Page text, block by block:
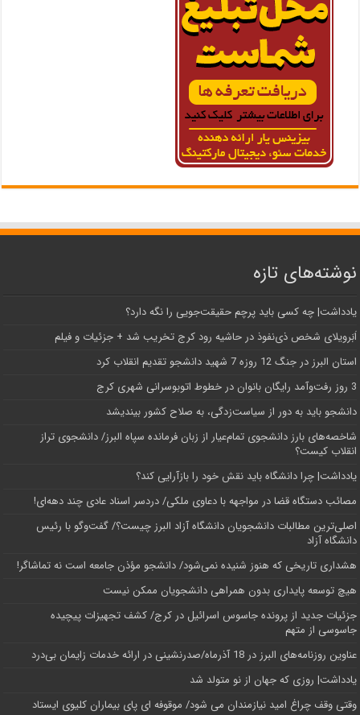
نوشته‌های تازه
یادداشت| ‌چه کسی باید پرچم حقیقت‌جویی را نگه دارد؟
اَبَر‌ویلای شخص ذی‌نفوذ در حاشیه‌ رود کرج تخریب شد + جزئیات و فیلم
استان البرز در جنگ 12 روزه 7 شهید دانشجو تقدیم انقلاب کرد
3 روز رفت‌وآمد رایگان بانوان در خطوط اتوبوسرانی شهری کرج
دانشجو باید به دور از سیاست‌زدگی، به صلاح کشور بیندیشد
شاخصه‌های بارز دانشجوی تمام‌عیار از زبان فرمانده سپاه البرز/ دانشجوی تراز
انقلاب کیست؟
یادداشت| چرا دانشگاه باید نقش خود را بازآرایی کند؟
مصائب دستگاه قضا در مواجهه با دعاوی ملکی/ دردسر اسناد عادی چند‌ دهه‌ای!
اصلی‌ترین مطالبات دانشجویان دانشگاه آزاد البرز چیست؟/ گفت‌وگو با رئیس
دانشگاه آز‌اد
هشداری تاریخی که هنوز شنیده نمی‌شود/ دانشجو مؤذن جامعه است نه تماشاگر!
هیچ توسعه پایداری بدون همراهی دانشجویان ممکن نیست
جزئیات جدید از پرونده جاسوس اسرائیل در کرج/‌ کشف تجهیزات پیچیده
جاسوسی از متهم
عناوین روزنامه‌های البرز در ‌18 آذرماه/صدرنشینی در ارائه خدمات زایمان بی‌درد
یادداشت| روزی که جهان از نو متولد شد
وقتی وقف چراغ امید نیازمندان می شود/ موقوفه ای پای بیماران کلیوی ایستاد